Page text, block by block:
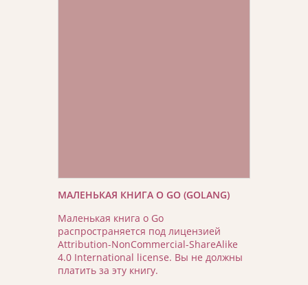
МАЛЕНЬКАЯ КНИГА О GO (GOLANG)
Маленькая книга о Go
распространяется под лицензией
Attribution-NonCommercial-ShareAlike
4.0 International license. Вы не должны
платить за эту книгу.